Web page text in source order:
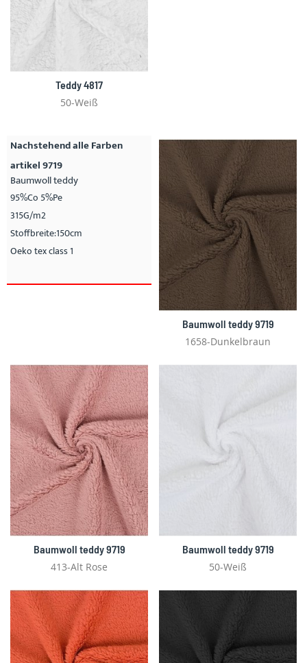
Teddy 4817
50-Weiß
Nachstehend alle Farben
artikel 9719
Baumwoll teddy
95%Co 5%Pe
315G/m2
Stoffbreite:150cm
Oeko tex class 1
Baumwoll teddy 9719
1658-Dunkelbraun
Baumwoll teddy 9719
413-Alt Rose
Baumwoll teddy 9719
50-Weiß